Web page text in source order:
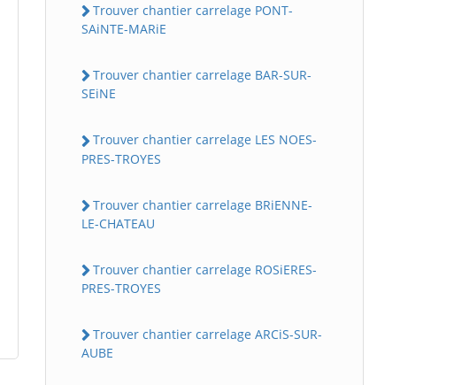
Trouver chantier carrelage PONT-
SAiNTE-MARiE
Trouver chantier carrelage BAR-SUR-
SEiNE
Trouver chantier carrelage LES NOES-
PRES-TROYES
Trouver chantier carrelage BRiENNE-
LE-CHATEAU
Trouver chantier carrelage ROSiERES-
PRES-TROYES
Trouver chantier carrelage ARCiS-SUR-
AUBE